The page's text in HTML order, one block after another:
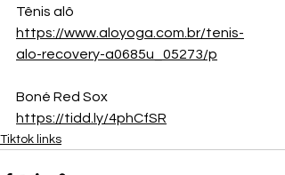
Tênis alô
https://www.aloyoga.com.br/tenis-
alo-recovery-a0685u_05273/p
Boné Red Sox
https://tidd.ly/4phCfSR
Tiktok links